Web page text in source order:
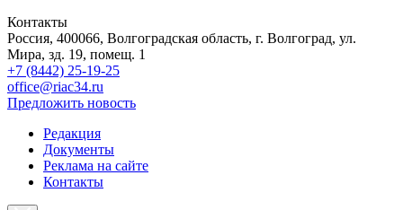
Контакты
Россия, 400066, Волгоградская область, г. Волгоград, ул.
Мира, зд. 19, помещ. 1
+7 (8442) 25-19-25
office@riac34.ru
Предложить новость
Редакция
Документы
Реклама на сайте
Контакты